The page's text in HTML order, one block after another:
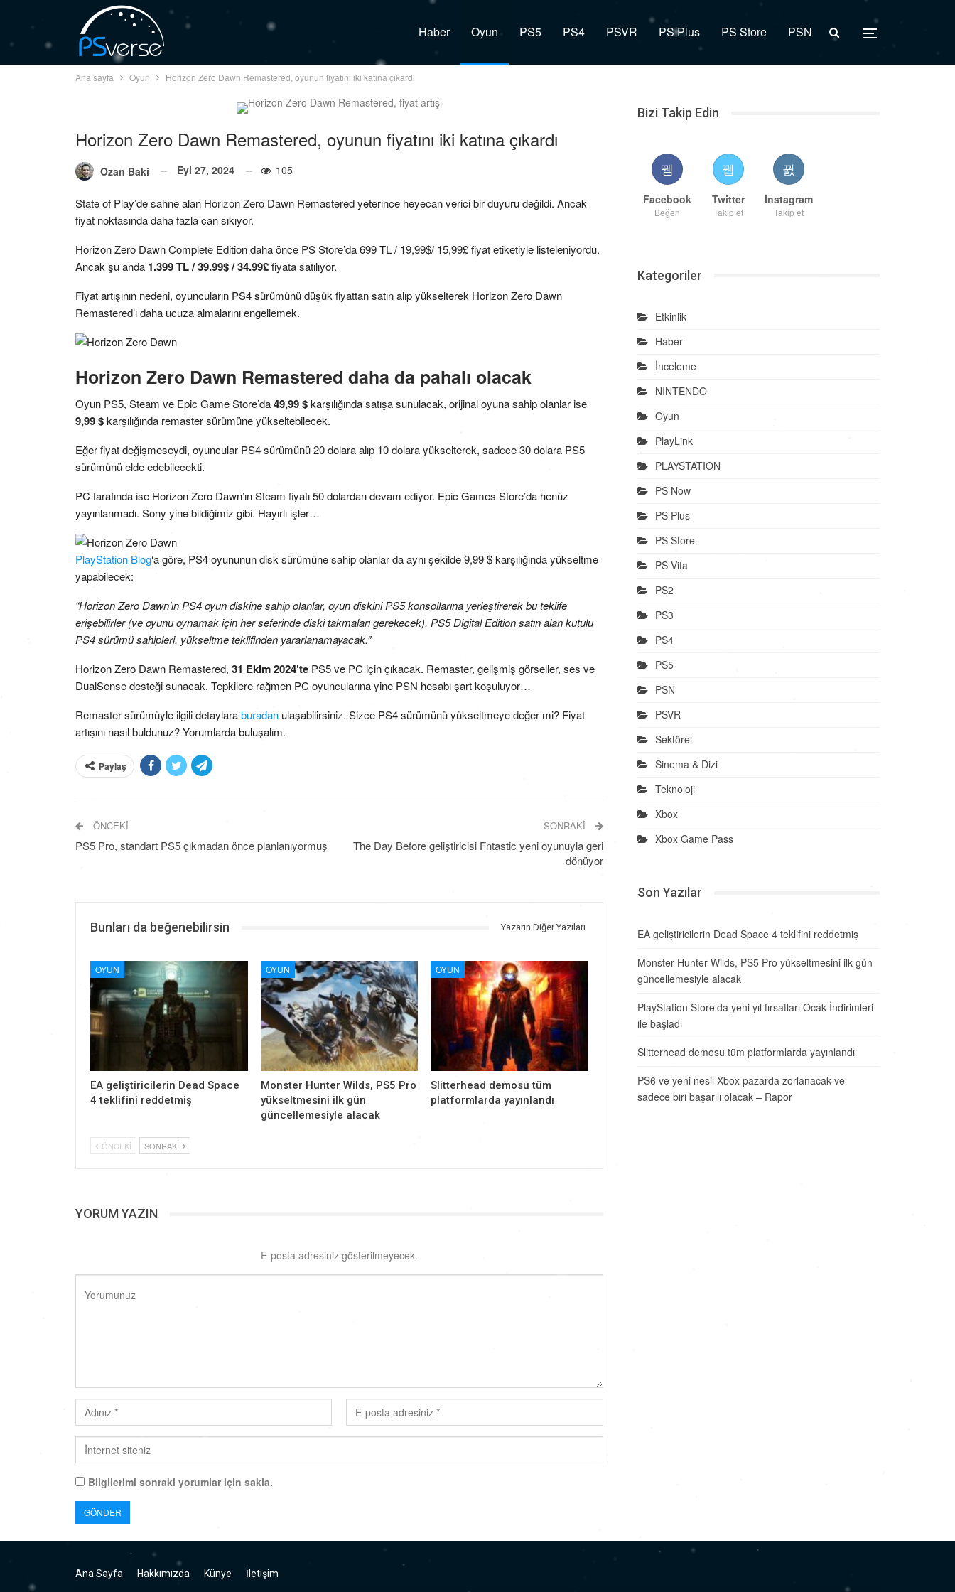
Haber Oyun PS5 PS4 PSVR PS Plus PS Store PSN
Ana sayfa Oyun Horizon Zero Dawn Remastered, oyunun fiyatını iki katına çıkardı
Horizon Zero Dawn Remastered, oyunun fiyatını iki katına çıkardı
Ozan Baki Eyl 27, 2024 105
State of Play’de sahne alan Horizon Zero Dawn Remastered yeterince heyecan verici bir duyuru değildi. Ancak
fiyat noktasında daha fazla can sıkıyor.
Horizon Zero Dawn Complete Edition daha önce PS Store’da 699 TL / 19,99$/ 15,99£ fiyat etiketiyle listeleniyordu.
Ancak şu anda 1.399 TL / 39.99$ / 34.99£fiyata satılıyor.
Fiyat artışının nedeni, oyuncuların PS4 sürümünü düşük fiyattan satın alıp yükselterek Horizon Zero Dawn
Remastered’ı daha ucuza almalarını engellemek.
Horizon Zero Dawn Remastered daha da pahalı olacak
Oyun PS5, Steam ve Epic Game Store’da49,99 $karşılığında satışa sunulacak, orijinal oyuna sahip olanlar ise
9,99 $karşılığında remaster sürümüne yükseltebilecek.
Eğer fiyat değişmeseydi, oyuncular PS4 sürümünü 20 dolara alıp 10 dolara yükselterek, sadece 30 dolara PS5
sürümünü elde edebilecekti.
PC tarafında ise Horizon Zero Dawn’ın Steam fiyatı 50 dolardan devam ediyor. Epic Games Store’da henüz
yayınlanmadı. Sony yine bildiğimiz gibi. Hayırlı işler…
PlayStation Blog‘a göre, PS4 oyununun disk sürümüne sahip olanlar da aynı şekilde 9,99 $ karşılığında yükseltme
yapabilecek:
“Horizon Zero Dawn’ın PS4 oyun diskine sahip olanlar, oyun diskini PS5 konsollarına yerleştirerek bu teklife
erişebilirler (ve oyunu oynamak için her seferinde diski takmaları gerekecek). PS5 Digital Edition satın alan kutulu
PS4 sürümü sahipleri, yükseltme teklifinden yararlanamayacak.”
Horizon Zero Dawn Remastered, 31 Ekim 2024’te PS5 ve PC için çıkacak. Remaster, gelişmiş görseller, ses ve
DualSense desteği sunacak. Tepkilere rağmen PC oyuncularına yine PSN hesabı şart koşuluyor…
Remaster sürümüyle ilgili detaylaraburadan ulaşabilirsiniz. Sizce PS4 sürümünü yükseltmeye değer mi? Fiyat
artışını nasıl buldunuz? Yorumlarda buluşalım.
Paylaş
ÖNCEKI
PS5 Pro, standart PS5 çıkmadan önce planlanıyormuş
SONRAKI
The Day Before geliştiricisi Fntastic yeni oyunuyla geri
dönüyor
Bunları da beğenebilirsin Yazarın Diğer Yazıları
OYUN
EA geliştiricilerin Dead Space
4 teklifini reddetmiş
OYUN
Monster Hunter Wilds, PS5 Pro
yükseltmesini ilk gün
güncellemesiyle alacak
OYUN
Slitterhead demosu tüm
platformlarda yayınlandı
ÖNCEKI SONRAKI
YORUM YAZIN
E-posta adresiniz gösterilmeyecek.
Bilgilerimi sonraki yorumlar için sakla.
Bizi Takip Edin
Facebook
Beğen
Twitter
Takip et
Instagram
Takip et
Kategoriler
Etkinlik
Haber
İnceleme
NINTENDO
Oyun
PlayLink
PLAYSTATION
PS Now
PS Plus
PS Store
PS Vita
PS2
PS3
PS4
PS5
PSN
PSVR
Sektörel
Sinema & Dizi
Teknoloji
Xbox
Xbox Game Pass
Son Yazılar
EA geliştiricilerin Dead Space 4 teklifini reddetmiş
Monster Hunter Wilds, PS5 Pro yükseltmesini ilk gün
güncellemesiyle alacak
PlayStation Store’da yeni yıl fırsatları Ocak İndirimleri
ile başladı
Slitterhead demosu tüm platformlarda yayınlandı
PS6 ve yeni nesil Xbox pazarda zorlanacak ve
sadece biri başarılı olacak – Rapor
Ana Sayfa Hakkımızda Künye İletişim